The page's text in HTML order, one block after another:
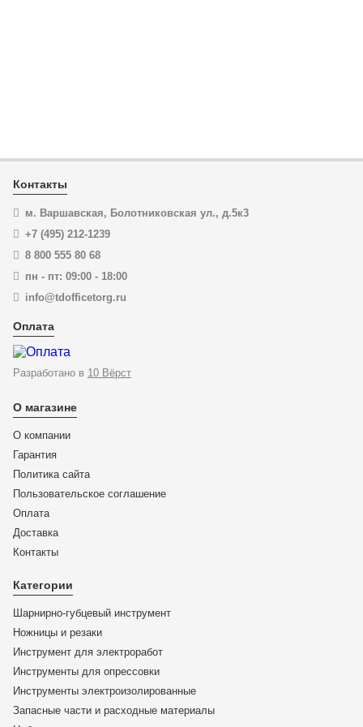
KNIPEX KN-002120
ЦЕНА:
171 807₽
В корзину
Контакты
м. Варшавская, Болотниковская ул., д.5к3
+7 (495) 212-1239
8 800 555 80 68
пн - пт: 09:00 - 18:00
info@tdofficetorg.ru
Оплата
Разработано в 10 Вёрст
О магазине
О компании
Гарантия
Политика сайта
Пользовательское соглашение
Оплата
Доставка
Контакты
Категории
Шарнирно-губцевый инструмент
Ножницы и резаки
Инструмент для электроработ
Инструменты для опрессовки
Инструменты электроизолированные
Запасные части и расходные материалы